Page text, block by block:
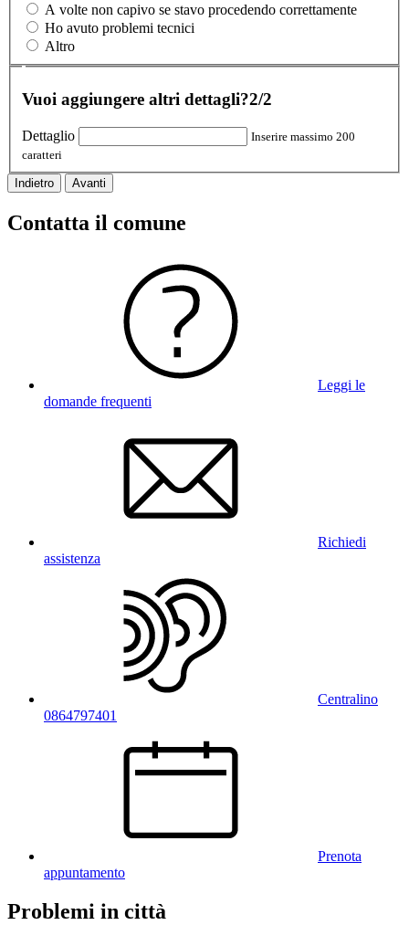
A volte non capivo se stavo procedendo correttamente
Ho avuto problemi tecnici
Altro
Vuoi aggiungere altri dettagli?2/2
Dettaglio
Inserire massimo 200
caratteri
Indietro Avanti
Contatta il comune
Leggi le
domande frequenti
Richiedi
assistenza
Centralino
0864797401
Prenota
appuntamento
Problemi in città